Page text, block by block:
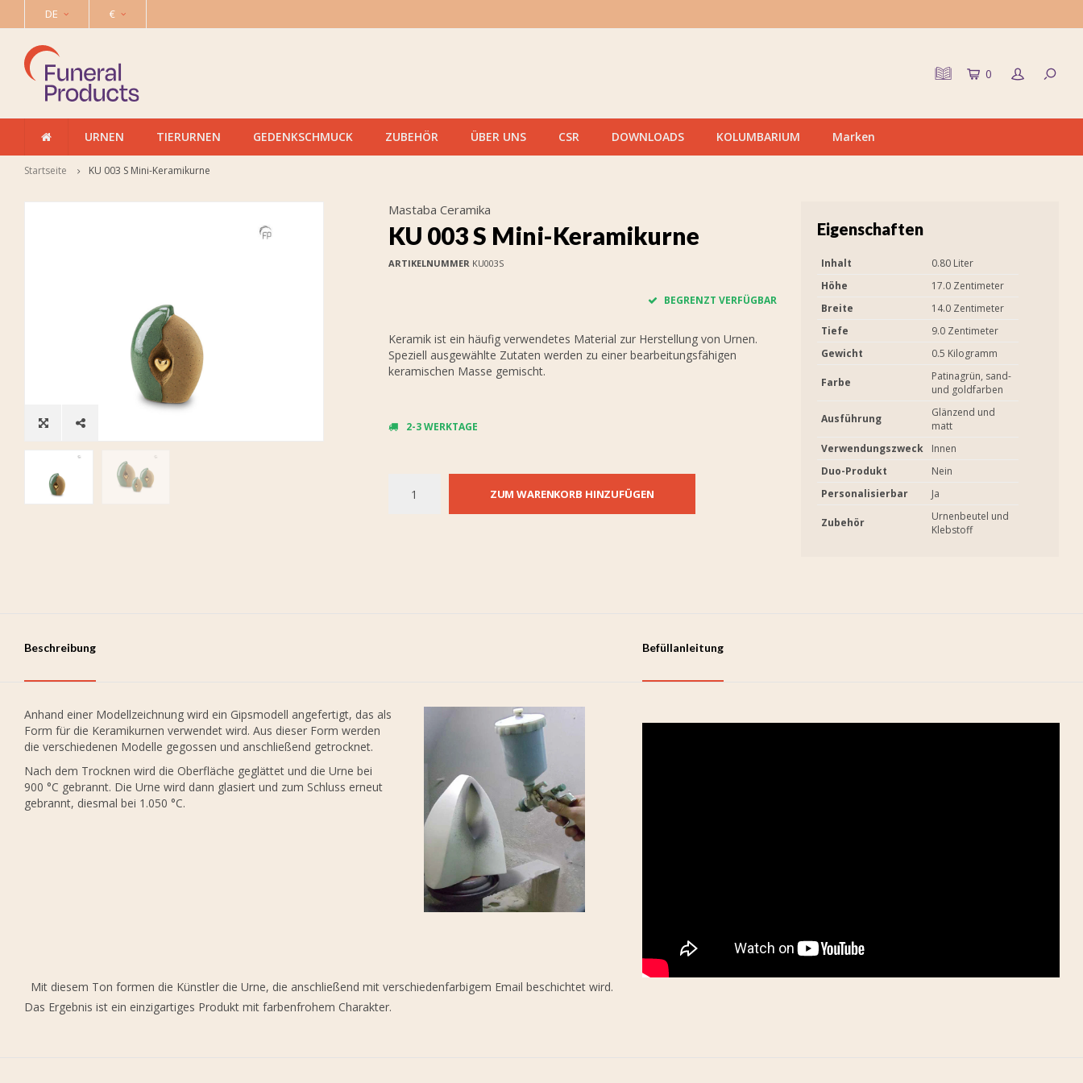
DE €
0
URNEN TIERURNEN GEDENKSCHMUCK ZUBEHÖR ÜBER UNS CSR DOWNLOADS KOLUMBARIUM Marken
Startseite KU 003 S Mini-Keramikurne
Mastaba Ceramika
KU 003 S Mini-Keramikurne
ARTIKELNUMMERKU003S
BEGRENZT VERFÜGBAR
Keramik ist ein häufig verwendetes Material zur Herstellung von Urnen.
Speziell ausgewählte Zutaten werden zu einer bearbeitungsfähigen
keramischen Masse gemischt.
2-3 WERKTAGE
ZUM WARENKORB HINZUFÜGEN
Eigenschaften
Inhalt
0.80 Liter
Höhe
17.0 Zentimeter
Breite
14.0 Zentimeter
Tiefe
9.0 Zentimeter
Gewicht
0.5 Kilogramm
Farbe
Patinagrün, sand-
und goldfarben
Ausführung
Glänzend und
matt
Verwendungszweck
Innen
Duo-Produkt
Nein
Personalisierbar
Ja
Zubehör
Urnenbeutel und
Klebstoff
Beschreibung Befüllanleitung
Anhand einer Modellzeichnung wird ein Gipsmodell angefertigt, das als
Form für die Keramikurnen verwendet wird. Aus dieser Form werden
die verschiedenen Modelle gegossen und anschließend getrocknet.
Nach dem Trocknen wird die Oberfläche geglättet und die Urne bei
900 °C gebrannt. Die Urne wird dann glasiert und zum Schluss erneut
gebrannt, diesmal bei 1.050 °C.
Mit diesem Ton formen die Künstler die Urne, die anschließend mit verschiedenfarbigem Email beschichtet wird.
Das Ergebnis ist ein einzigartiges Produkt mit farbenfrohem Charakter.